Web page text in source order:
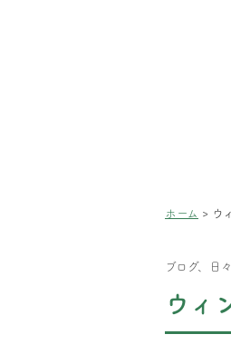
ホーム > ウ
ブログ、日
ウィ